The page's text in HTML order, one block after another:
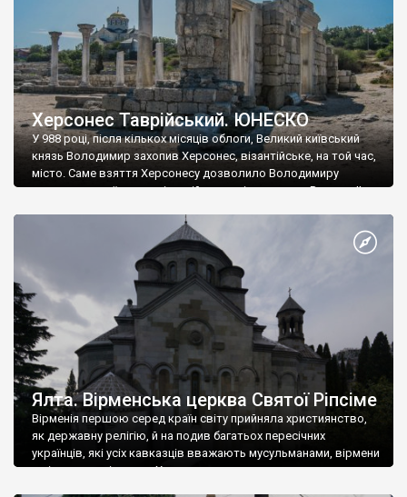
Херсонес Таврійський. ЮНЕСКО
У 988 році, після кількох місяців облоги, Великий київський
князь Володимир захопив Херсонес, візантійське, на той час,
місто. Саме взяття Херсонесу дозволило Володимиру
диктувати свої умови візантійському імператору Василю ІІ, та
Херсонесі Володимир-язичник, став Василем-християнином.
А потім було Хрещення Русі. На честь Херсонесу Таврійського
Ялта. Вірменська церква Святої Ріпсіме
Вірменія першою серед країн світу прийняла християнство,
як державну релігію, й на подив багатьох пересічних
українців, які усіх кавказців вважають мусульманами, вірмени
є відданими вірянами Христа